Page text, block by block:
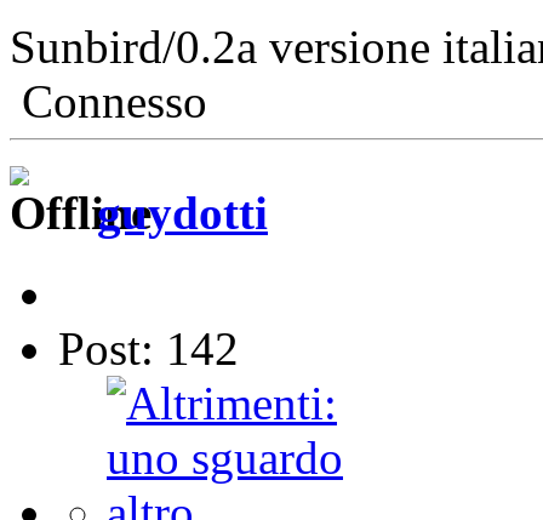
Sunbird/0.2a versione
Connesso
guydotti
Post: 142